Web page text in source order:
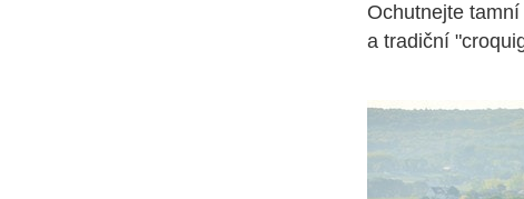
Ochutnejte
a tradiční